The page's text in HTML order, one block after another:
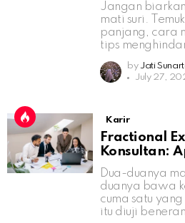
Jangan
mati suri.
panjang, cara
tips
by Jati
July 27,
Karir
Fractional
Konsultan:
Dua-duanya
duanya bawa
cuma satu
itu diuji